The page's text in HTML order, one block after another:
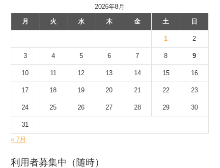
2026年8月
月
火 水 木 金 土 日
1 2
3 4 5 6 7 8 9
10 11 12 13 14 15 16
17 18 19 20 21 22 23
24 25 26 27 28 29 30
31
« 7月
利用者募集中（随時）